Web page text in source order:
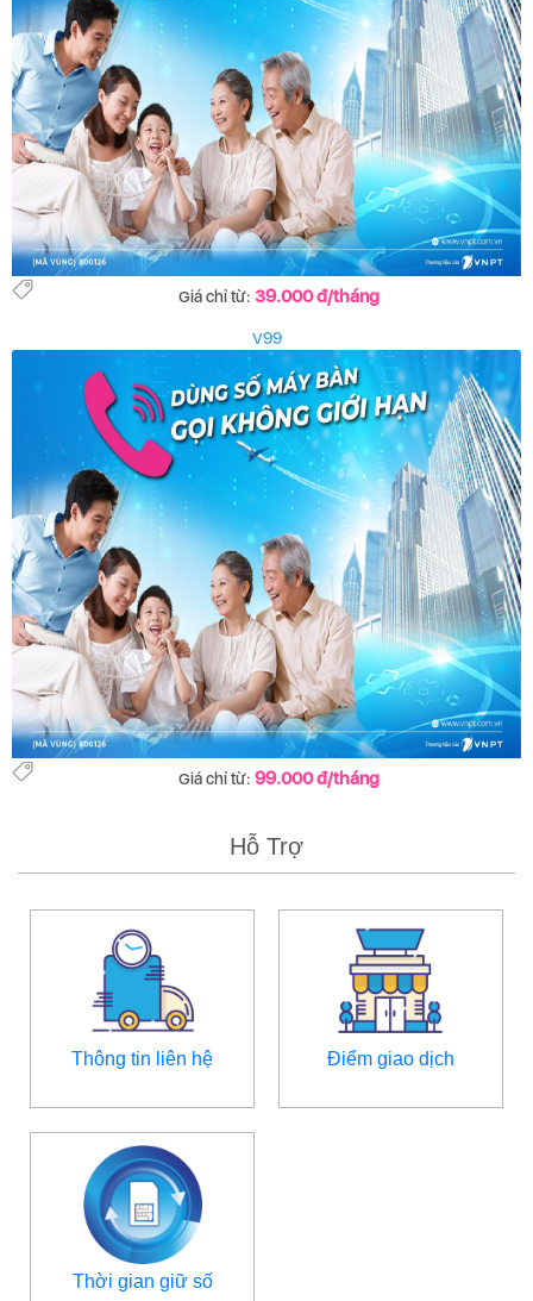
Giá chỉ từ:39.000 đ/tháng
V99
Giá chỉ từ:99.000 đ/tháng
Hỗ Trợ
Thông tin liên hệ Điểm giao dịch
Thời gian giữ số